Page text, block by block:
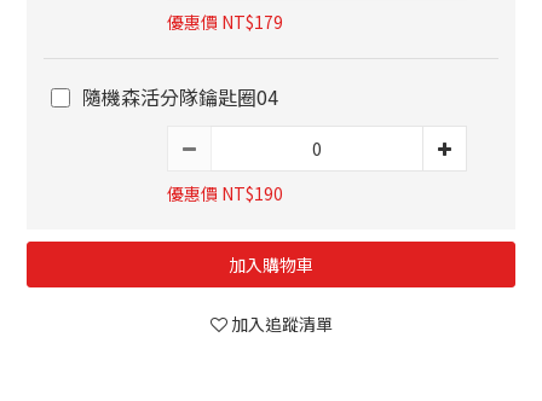
優惠價 NT$179
隨機森活分隊鑰匙圈04
優惠價 NT$190
加入購物車
加入追蹤清單